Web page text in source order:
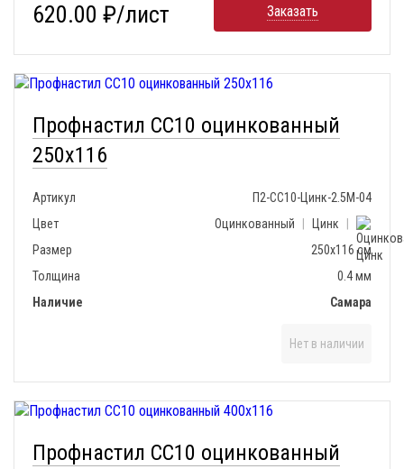
620.00 ₽/лист Заказать
Профнастил СС10 оцинкованный
250х116
Артикул
П2-СС10-Цинк-2.5М-04
Цвет
Оцинкованный Цинк
Размер
250х116 см
Толщина
0.4 мм
Наличие
Самара
Нет в наличии
Профнастил СС10 оцинкованный